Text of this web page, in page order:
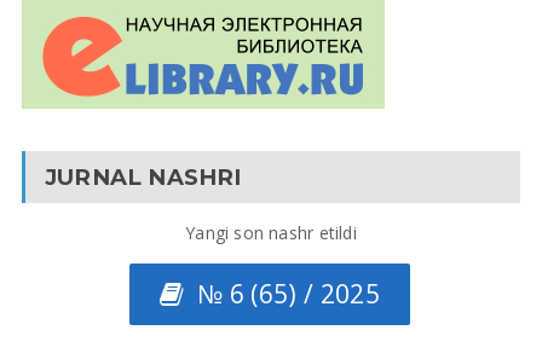
JURNAL NASHRI
Yangi son nashr etildi
№ 6 (65) / 2025